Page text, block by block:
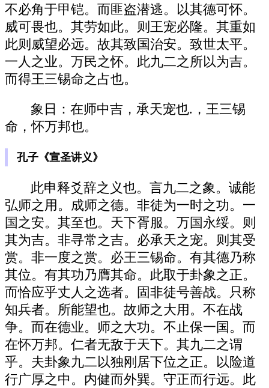
不必角于甲铠。而匪盗潜逃。以其德可怀。
威可畏也。其劳如此。则王宠必隆。其重如
此则威望必远。故其致国治安。致世太平。
一人之业。万民之怀。此九二之所以为吉。
而得王三锡命之占也。
象日：在师中吉，承天宠也.，王三锡
命，怀万邦也。
孔子《宣圣讲义》
此申释爻辞之义也。言九二之象。诚能
弘师之用。成师之德。非徒为一时之功。一
国之安。其至也。天下胥服。万国永绥。则
其为吉。非寻常之吉。必承天之宠。则其受
赏。非一度之赏。必王三锡命。有其德乃称
其位。有其功乃膺其命。此取于卦象之正。
而恰应乎丈人之选者。固非徒号善战。只称
知兵者。所能望也。故师之大用。不在战
争。而在德业。师之大功。不止保一国。而
在怀万邦。仁者无敌于天下。其九二之谓
乎。夫卦象九二以独刚居下位之正。以险道
行广厚之中。内健而外巽。守正而行远。此